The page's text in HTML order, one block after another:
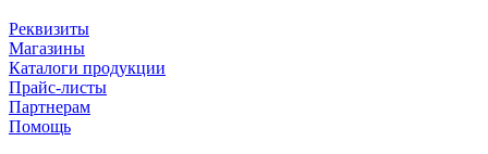
Реквизиты
Магазины
Каталоги продукции
Прайс-листы
Партнерам
Помощь